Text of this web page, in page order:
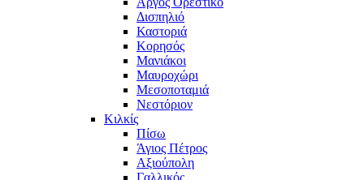
Δισπηλιό
Καστοριά
Κορησός
Μανιάκοι
Μαυροχώρι
Μεσοποταμιά
Νεστόριον
Κιλκίς
Πίσω
Άγιος Πέτρος
Αξιούπολη
Γαλλικός